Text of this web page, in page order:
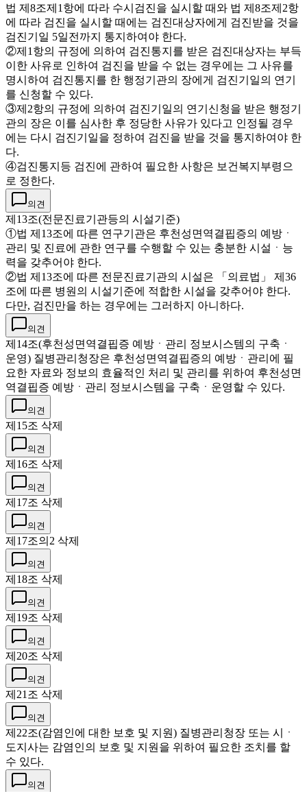
법 제8조제1항에 따라 수시검진을 실시할 때와 법 제8조제2항
에 따라 검진을 실시할 때에는 검진대상자에게 검진받을 것을
검진기일 5일전까지 통지하여야 한다.
②제1항의 규정에 의하여 검진통지를 받은 검진대상자는 부득
이한 사유로 인하여 검진을 받을 수 없는 경우에는 그 사유를
명시하여 검진통지를 한 행정기관의 장에게 검진기일의 연기
를 신청할 수 있다.
③제2항의 규정에 의하여 검진기일의 연기신청을 받은 행정기
관의 장은 이를 심사한 후 정당한 사유가 있다고 인정될 경우
에는 다시 검진기일을 정하여 검진을 받을 것을 통지하여야 한
다.
④검진통지등 검진에 관하여 필요한 사항은 보건복지부령으
로 정한다.
의견
제13조(전문진료기관등의 시설기준)
①법 제13조에 따른 연구기관은 후천성면역결핍증의 예방ㆍ
관리 및 진료에 관한 연구를 수행할 수 있는 충분한 시설ㆍ능
력을 갖추어야 한다.
②법 제13조에 따른 전문진료기관의 시설은 「의료법」 제36
조에 따른 병원의 시설기준에 적합한 시설을 갖추어야 한다.
다만, 검진만을 하는 경우에는 그러하지 아니하다.
의견
제14조(후천성면역결핍증 예방ㆍ관리 정보시스템의 구축ㆍ
운영) 질병관리청장은 후천성면역결핍증의 예방ㆍ관리에 필
요한 자료와 정보의 효율적인 처리 및 관리를 위하여 후천성면
역결핍증 예방ㆍ관리 정보시스템을 구축ㆍ운영할 수 있다.
의견
제15조 삭제
의견
제16조 삭제
의견
제17조 삭제
의견
제17조의2 삭제
의견
제18조 삭제
의견
제19조 삭제
의견
제20조 삭제
의견
제21조 삭제
의견
제22조(감염인에 대한 보호 및 지원) 질병관리청장 또는 시ㆍ
도지사는 감염인의 보호 및 지원을 위하여 필요한 조치를 할
수 있다.
의견